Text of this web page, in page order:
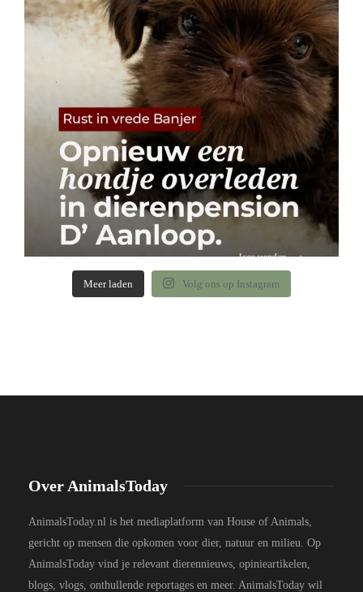
Meer laden Volg ons op Instagram
Over AnimalsToday
AnimalsToday.nl is het mediaplatform van House of Animals,
gericht op mensen die opkomen voor dier, natuur en milieu. Op
AnimalsToday vind je relevant dierennieuws, opinieartikelen,
blogs, vlogs, onthullende reportages en meer. AnimalsToday wil